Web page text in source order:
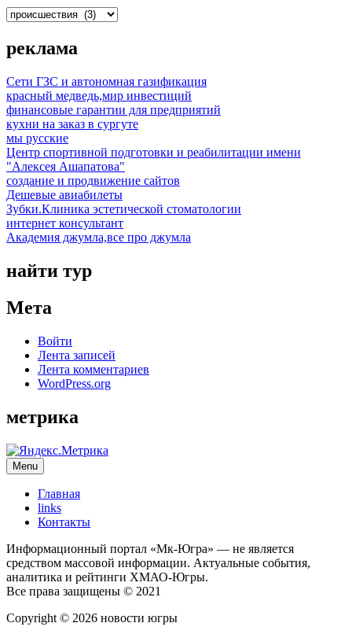
Рубрики
реклама
Сети ГЗС и автономная газификация
красный медведь,мир инвестиций
финансовые гарантии для предприятий
кухни на заказ в сургуте
мы русские
Центр спортивной подготовки и реабилитации имени
"Алексея Ашапатова"
создание и продвижение сайтов
Дешевые авиабилеты
Зубки.Клиника эстетической стоматологии
интернет консультант
Академия джумла,все про джумла
найти тур
Мета
Войти
Лента записей
Лента комментариев
WordPress.org
метрика
Menu
Главная
links
Контакты
Информационный портал «Мк-Югра» — не является
средством массовой информации. Актуальные события,
аналитика и рейтинги ХМАО-Югры.
Все права защищены © 2021
Copyright © 2026 новости югры